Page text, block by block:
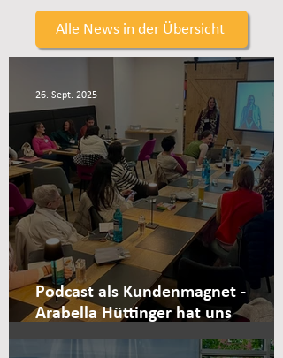
Alle News in der Übersicht
Podcast als Kundenmagnet -
Arabella Hüttinger hat uns
überzeugt!
26. Sept. 2025